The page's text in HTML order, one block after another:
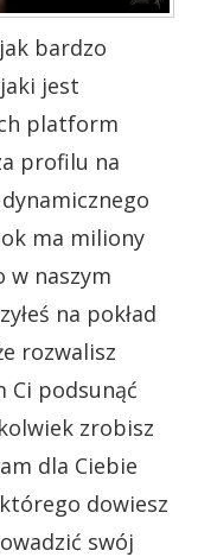
jak bardzo
jest
platform
profilu na
ma miliony
w naszym
na pokład
rozwalisz
Ci podsunąć
zrobisz
dla Ciebie
dowiesz
swój